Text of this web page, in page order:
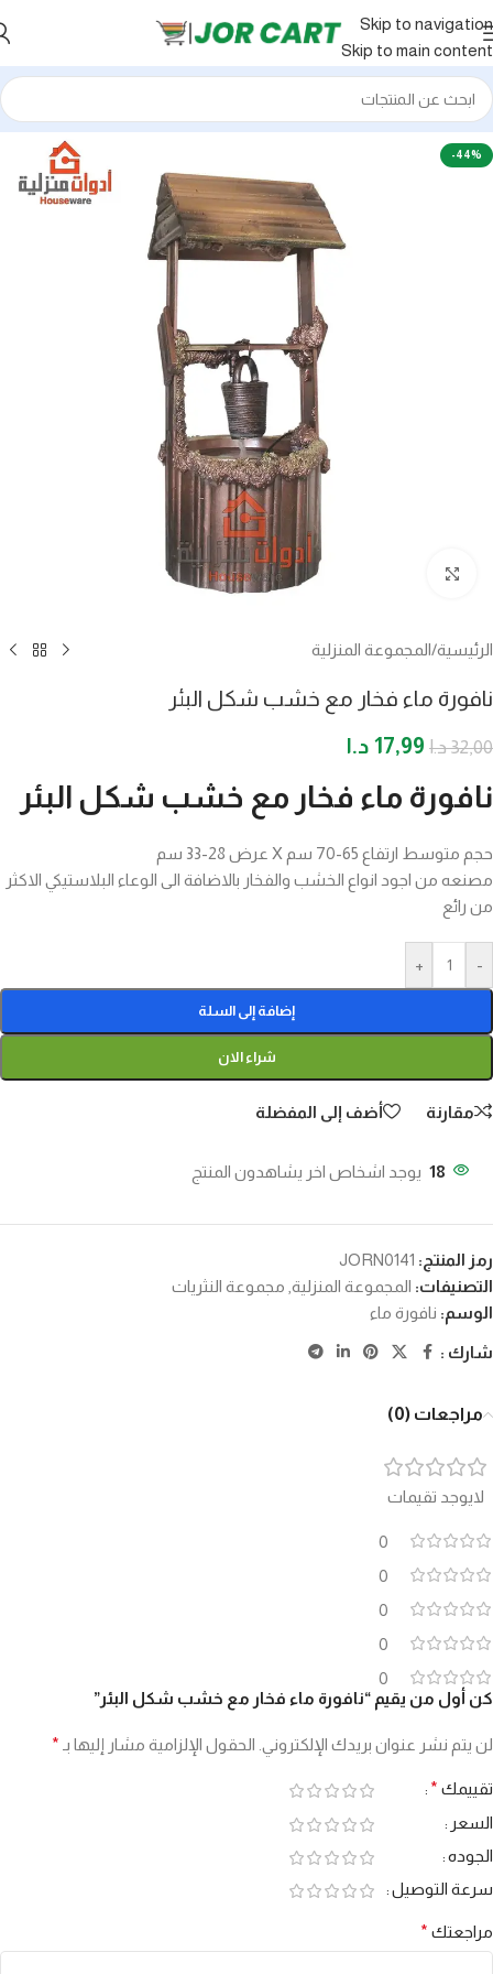
Skip to navigation
Skip to main content
-44%
الرئيسية/المجموعة المنزلية
نافورة ماء فخار مع خشب شكل البئر
32,00د.ا 17,99 د.ا
نافورة ماء فخار مع خشب شكل البئر
حجم متوسط ارتفاع 65-70 سم X عرض 28-33 سم
مصنعه من اجود انواع الخشب والفخار بالاضافة الى الوعاء البلاستيكي الاكثر
من رائع
-
+
إضافة إلى السلة
شراء الان
مقارنة أضف إلى المفضلة
18 يوجد اشخاص اخر يشاهدون المنتج
رمز المنتج: JORN0141
التصنيفات: المجموعة المنزلية مجموعة النثريات
الوسم: نافورة ماء
شارك :
مراجعات (0)
لايوجد تقيمات
0
0
0
0
0
كن أول من يقيم “نافورة ماء فخار مع خشب شكل البئر”
لن يتم نشر عنوان بريدك الإلكتروني. الحقول الإلزامية مشار إليها بـ *
تقييمك *
السعر
الجوده
سرعة التوصيل
مراجعتك *